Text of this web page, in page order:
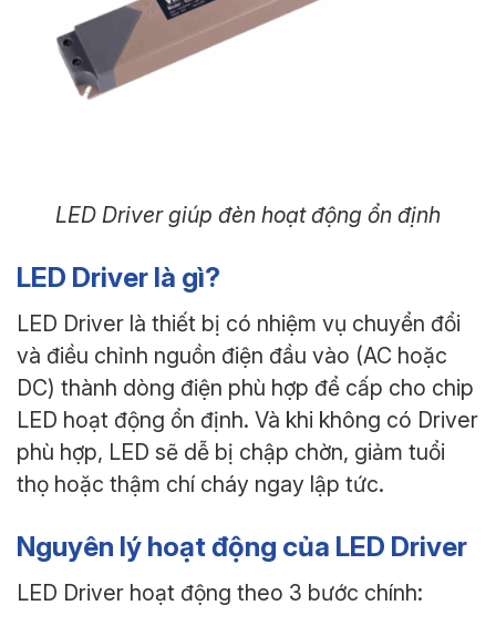
LED Driver giúp đèn hoạt động ổn định
LED Driver là gì?
LED Driver là thiết bị có nhiệm vụ chuyển đổi
và điều chỉnh nguồn điện đầu vào (AC hoặc
DC) thành dòng điện phù hợp để cấp cho chip
LED hoạt động ổn định. Và khi không có Driver
phù hợp, LED sẽ dễ bị chập chờn, giảm tuổi
thọ hoặc thậm chí cháy ngay lập tức.
Nguyên lý hoạt động của LED Driver
LED Driver hoạt động theo 3 bước chính: